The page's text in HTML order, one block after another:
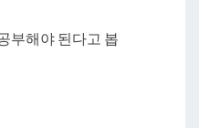
부해야 된다고 봅